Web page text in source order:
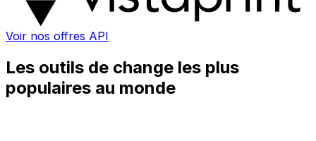
Voir nos offres API
Les outils de change les plus
populaires au monde